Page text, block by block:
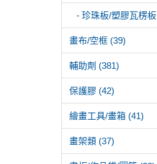
- 珍珠板/塑膠瓦楞板
畫布/空框 (39)
輔助劑 (381)
保護膠 (42)
繪畫工具/畫箱 (41)
畫架類 (37)